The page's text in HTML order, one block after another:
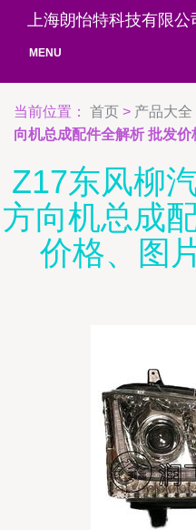
上海朗怡特科技有限公
MENU
当前位置： 首页 > 产品大全
向机总成配件全解析 批发
Z17东风柳
方向机总成
价格、图